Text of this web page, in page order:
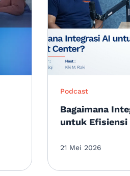
Podcast
Bagaimana
untuk Efisiensi
21 Mei 2026